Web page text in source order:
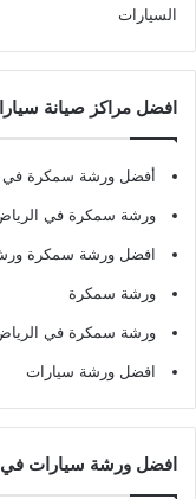
السيارات
افضل مراكز صيانة
أفضل ورشة سمكرة في
ورشة سمكرة في
افضل ورشة سمكرة ورش
ورشة سمكرة
ورشة سمكرة في
افضل ورشة سيارات
افضل ورشة سيارات في